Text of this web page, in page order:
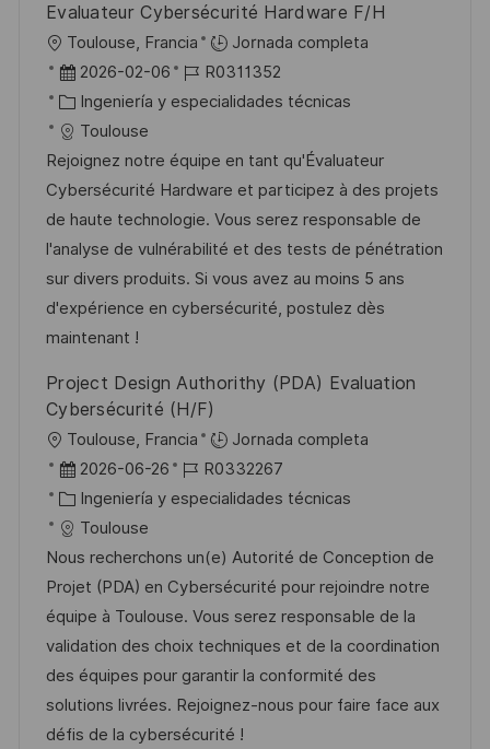
i
c
a
c
ó
n
Evaluateur Cybersécurité Hardware F/H
U
b
c
a
c
i
ó
n
Toulouse, Francia
Jornada completa
F
e
c
h
a
d
e
p
u
b
i
c
c
ó
2026-02-06
I
D
e
e
m
p
l
e
R0311352
C
a
t
e
g
o
r
í
a
Ingeniería y especialidades técnicas
Toulouse
Rejoignez notre équipe en tant qu'Évaluateur
Cybersécurité Hardware et participez à des projets
de haute technologie. Vous serez responsable de
l'analyse de vulnérabilité et des tests de pénétration
sur divers produits. Si vous avez au moins 5 ans
d'expérience en cybersécurité, postulez dès
maintenant !
Project Design Authorithy (PDA) Evaluation
Cybersécurité (H/F)
U
b
c
a
c
i
ó
n
Toulouse, Francia
Jornada completa
F
e
c
h
a
d
e
p
u
b
2026-06-26
I
D
e
e
m
p
l
e
o
R0332267
C
a
t
e
g
o
r
í
a
Ingeniería y especialidades técnicas
Toulouse
Nous recherchons un(e) Autorité de Conception de
Projet (PDA) en Cybersécurité pour rejoindre notre
équipe à Toulouse. Vous serez responsable de la
validation des choix techniques et de la coordination
des équipes pour garantir la conformité des
solutions livrées. Rejoignez-nous pour faire face aux
défis de la cybersécurité !